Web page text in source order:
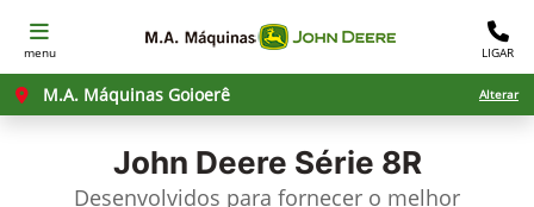
menu LIGAR
M.A. Máquinas Goioerê Alterar
John Deere Série 8R
Desenvolvidos para fornecer o melhor